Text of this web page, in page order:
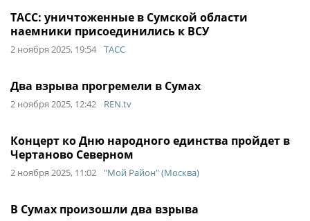
ТАСС: уничтоженные в Сумской области
наемники присоединились к ВСУ
2 ноября 2025, 19:54 ТАСС
Два взрыва прогремели в Сумах
2 ноября 2025, 12:42 REN.tv
Концерт ко Дню народного единства пройдет в
Чертаново Северном
2 ноября 2025, 11:02 "Мой Район" (Москва)
В Сумах произошли два взрыва